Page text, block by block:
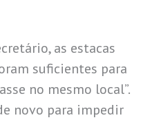
as estacas
suficientes para
no mesmo local”.
novo para impedir